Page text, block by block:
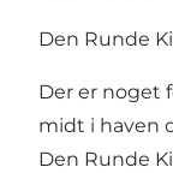
Den Runde
Der er noget
midt i haven
Den Runde